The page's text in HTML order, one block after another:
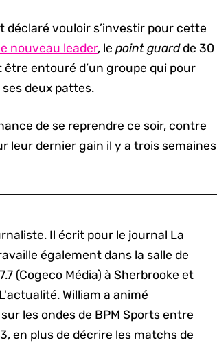
déclaré vouloir s’investir pour cette
nouveau leader, lepoint guardde 30
entouré d’un groupe qui pour
deux pattes.
de se reprendre ce soir, contre
leur dernier gain il y a trois semaines
Il écrit pour le journal La
également dans la salle de
(Cogeco Média) à Sherbrooke et
William a animé
les ondes de BPM Sports entre
en plus de décrire les matchs de